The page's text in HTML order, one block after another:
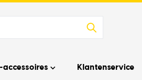
accessoires Klantenservice